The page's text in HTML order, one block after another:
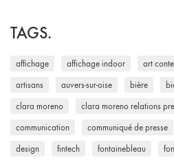
TAGS.
affichage affichage indoor art
artisans auvers-sur-oise bière
clara moreno clara moreno relations
communication communiqué de presse
design fintech fontainebleau